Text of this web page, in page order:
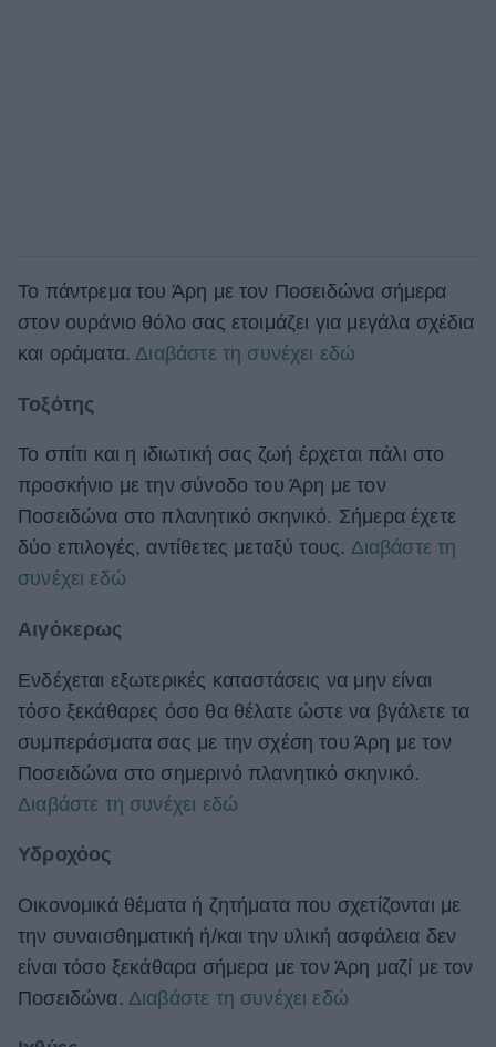
Το πάντρεμα του Άρη με τον Ποσειδώνα σήμερα
στον ουράνιο θόλο σας ετοιμάζει για μεγάλα σχέδια
και οράματα.Διαβάστε τη συνέχει εδώ
Τοξότης
Το σπίτι και η ιδιωτική σας ζωή έρχεται πάλι στο
προσκήνιο με την σύνοδο του Άρη με τον
Ποσειδώνα στο πλανητικό σκηνικό. Σήμερα έχετε
δύο επιλογές, αντίθετες μεταξύ τους. Διαβάστε τη
συνέχει εδώ
Αιγόκερως
Ενδέχεται εξωτερικές καταστάσεις να μην είναι
τόσο ξεκάθαρες όσο θα θέλατε ώστε να βγάλετε τα
συμπεράσματα σας με την σχέση του Άρη με τον
Ποσειδώνα στο σημερινό πλανητικό σκηνικό.
Διαβάστε τη συνέχει εδώ
Υδροχόος
Οικονομικά θέματα ή ζητήματα που σχετίζονται με
την συναισθηματική ή/και την υλική ασφάλεια δεν
είναι τόσο ξεκάθαρα σήμερα με τον Άρη μαζί με τον
Ποσειδώνα. Διαβάστε τη συνέχει εδώ